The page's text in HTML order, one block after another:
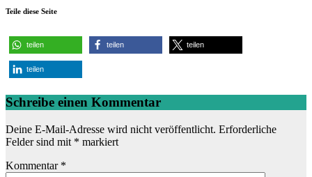
Teile diese Seite
teilen teilen teilen
teilen
Schreibe einen Kommentar
Deine E-Mail-Adresse wird nicht veröffentlicht. Erforderliche
Felder sind mit * markiert
Kommentar *